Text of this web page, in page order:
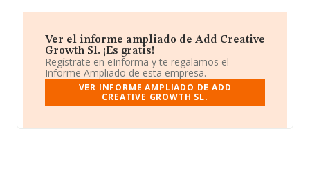
Ver el informe ampliado de Add Creative
Growth Sl. ¡Es gratis!
Regístrate en eInforma y te regalamos el
Informe Ampliado de esta empresa.
VER INFORME AMPLIADO DE ADD
CREATIVE GROWTH SL.